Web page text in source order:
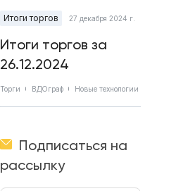
Итоги торгов 27 декабря 2024 г.
Итоги торгов за
26.12.2024
Торги ВДОграф Новые технологии
Подписаться на
рассылку